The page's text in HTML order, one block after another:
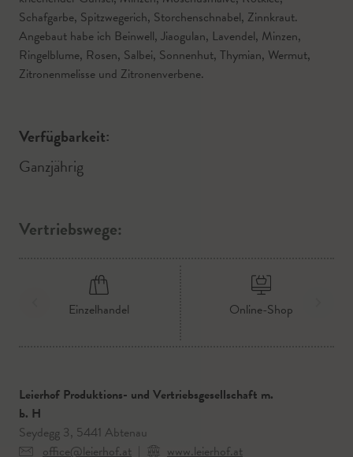
Schafgarbe, Spitzwegerich, Storchenschnabel, Zinnkraut.
Angebaut habe ich Beinwell, Jiaogulan, Lavendel, Minzen,
Ringelblume, Rosen, Salbei, Sonnenhut, Thymian, Wermut,
Zitronenmelisse und Zitronenverbene.
Verfügbarkeit:
Ganzjährig
Vertriebswege:
Einzelhandel Online-Shop
Leierhof Produktions- und Vertriebsgesellschaft m.
b. H
Seydegg 3, 5441 Abtenau
office@leierhof.at | www.leierhof.at